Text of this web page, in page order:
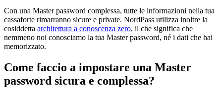
Con una Master password complessa, tutte le informazioni nella tua
cassaforte rimarranno sicure e private. NordPass utilizza inoltre la
cosiddetta architettura a conoscenza zero, il che significa che
nemmeno noi conosciamo la tua Master password, né i dati che hai
memorizzato.
Come faccio a impostare una Master
password sicura e complessa?